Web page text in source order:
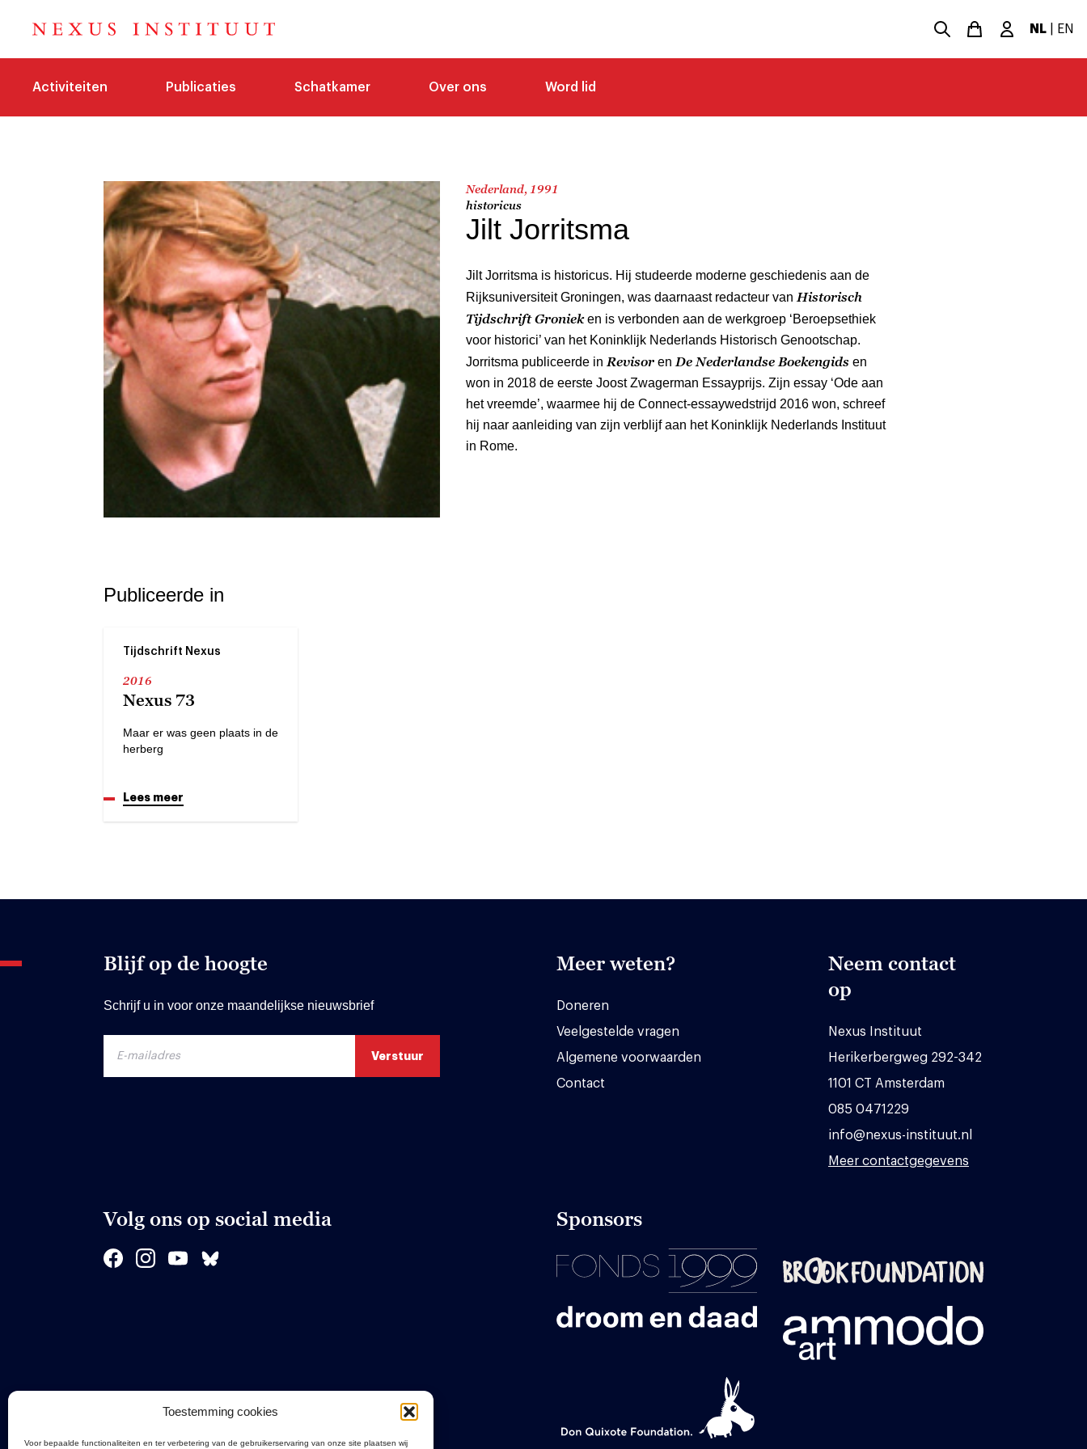
Toestemming cookies
Voor bepaalde functionaliteiten en ter verbetering van de gebruikerservaring van onze site plaatsen wij
NL EN
Activiteiten Publicaties Schatkamer Over ons Word lid
Nederland, 1991
historicus
Jilt Jorritsma
Jilt Jorritsma is historicus. Hij studeerde moderne geschiedenis aan de
Rijksuniversiteit Groningen, was daarnaast redacteur van Historisch
Tijdschrift Gronieken is verbonden aan de werkgroep ‘Beroepsethiek
voor historici’ van het Koninklijk Nederlands Historisch Genootschap.
Jorritsma publiceerde in Revisor en De Nederlandse Boekengids en
won in 2018 de eerste Joost Zwagerman Essayprijs. Zijn essay ‘Ode aan
het vreemde’, waarmee hij de Connect-essaywedstrijd 2016 won, schreef
hij naar aanleiding van zijn verblijf aan het Koninklijk Nederlands Instituut
in Rome.
Publiceerde in
Tijdschrift Nexus
2016
Nexus 73
Maar er was geen plaats in de
herberg
Lees meer
Blijf op de hoogte
Schrijf u in voor onze maandelijkse nieuwsbrief
Meer weten?
Doneren
Veelgestelde vragen
Algemene voorwaarden
Contact
Neem contact
op
Nexus Instituut
Herikerbergweg 292-342
1101 CT Amsterdam
085 0471229
info@nexus-instituut.nl
Meer contactgegevens
Volg ons op social media Sponsors